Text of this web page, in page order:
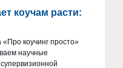
коучам расти:
«Про коучинг просто»
научные